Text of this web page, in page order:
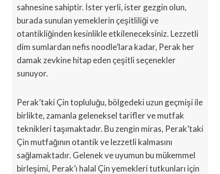
sahnesine sahiptir. İster yerli, ister gezgin olun,
burada sunulan yemeklerin çeşitliliği ve
otantikliğinden kesinlikle etkileneceksiniz. Lezzetli
dim sumlardan nefis noodle’lara kadar, Perak her
damak zevkine hitap eden çeşitli seçenekler
sunuyor.
Perak’taki Çin topluluğu, bölgedeki uzun geçmişi ile
birlikte, zamanla geleneksel tarifler ve mutfak
teknikleri taşımaktadır. Bu zengin miras, Perak’taki
Çin mutfağının otantik ve lezzetli kalmasını
sağlamaktadır. Gelenek ve uyumun bu mükemmel
birleşimi, Perak’ı halal Çin yemekleri tutkunları için